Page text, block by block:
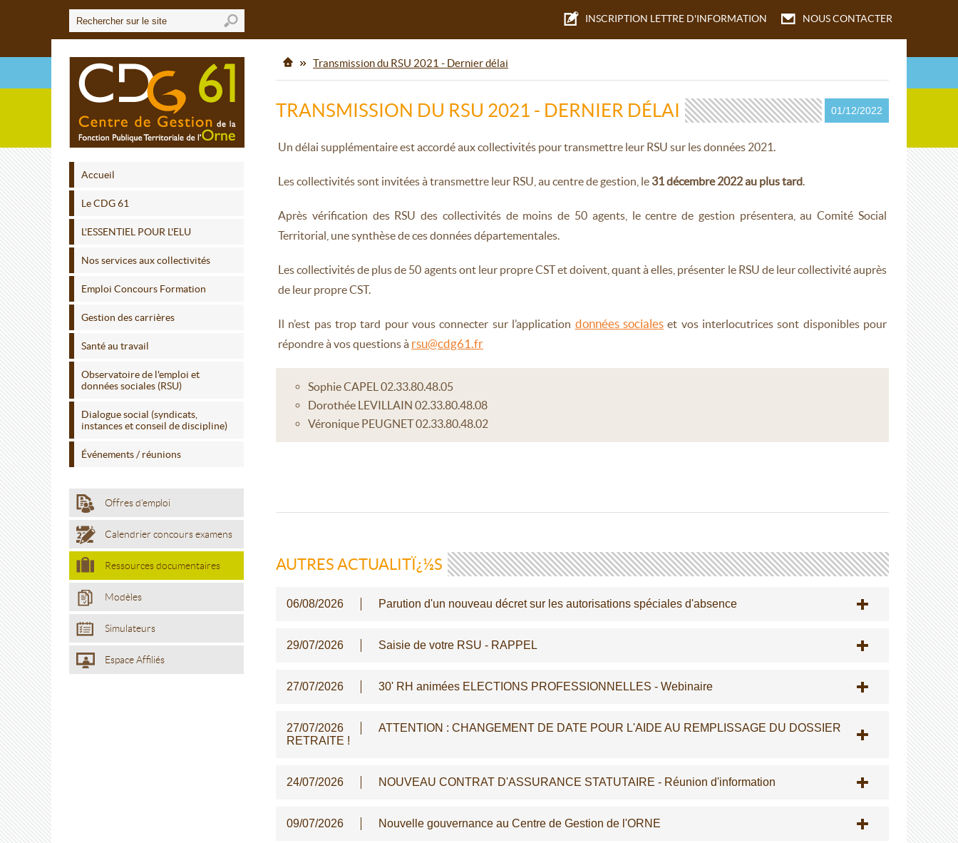
NOUS CONTACTER
INSCRIPTION LETTRE D'INFORMATION
Accueil
Le CDG 61
L'ESSENTIEL POUR L'ELU
Nos services aux collectivités
Emploi Concours Formation
Gestion des carrières
Santé au travail
Observatoire de l'emploi et
données sociales (RSU)
Dialogue social (syndicats,
instances et conseil de discipline)
Événements / réunions
Offres d'emploi
Calendrier concours examens
Ressources documentaires
Modèles
Simulateurs
Espace Affiliés
Transmission du RSU 2021 - Dernier délai
01/12/2022
TRANSMISSION DU RSU 2021 - DERNIER DÉLAI
Un délai supplémentaire est accordé aux collectivités pour transmettre leur RSU sur les données 2021.
Les collectivités sont invitées à transmettre leur RSU, au centre de gestion, le 31 décembre 2022 au plus tard.
Après vérification des RSU des collectivités de moins de 50 agents, le centre de gestion présentera, au Comité Social
Territorial, une synthèse de ces données départementales.
Les collectivités de plus de 50 agents ont leur propre CST et doivent, quant à elles, présenter le RSU de leur collectivité auprès
de leur propre CST.
Il n’est pas trop tard pour vous connecter sur l’application données socialeset vos interlocutrices sont disponibles pour
répondre à vos questions à rsu@cdg61.fr
Sophie CAPEL 02.33.80.48.05
Dorothée LEVILLAIN 02.33.80.48.08
Véronique PEUGNET 02.33.80.48.02
AUTRES ACTUALITÏ¿½S
06/08/2026 Parution d'un nouveau décret sur les autorisations spéciales d'absence
29/07/2026 Saisie de votre RSU - RAPPEL
27/07/2026 30' RH animées ELECTIONS PROFESSIONNELLES - Webinaire
27/07/2026
ATTENTION : CHANGEMENT DE DATE POUR L'AIDE AU REMPLISSAGE DU DOSSIER
RETRAITE !
24/07/2026 NOUVEAU CONTRAT D'ASSURANCE STATUTAIRE - Réunion d'information
09/07/2026 Nouvelle gouvernance au Centre de Gestion de l'ORNE